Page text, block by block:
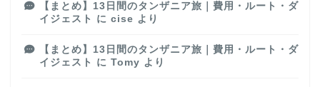
【まとめ】13日間のタンザニア旅｜費用・ルート・ダ
イジェスト
に cise より
【まとめ】13日間のタンザニア旅｜費用・ルート・ダ
イジェスト
に Tomy より